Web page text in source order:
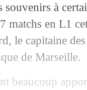
à
matchs en L1
le capitaine
de Marseille.
beaucoup
tenté par
à l'action